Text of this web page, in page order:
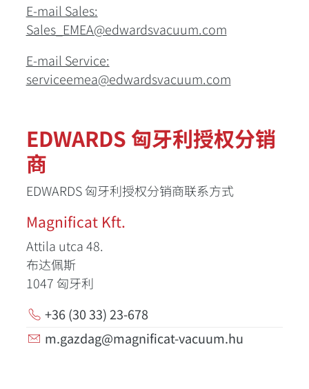
E-mail Sales:
Sales_EMEA@edwardsvacuum.com
E-mail Service:
serviceemea@edwardsvacuum.com
EDWARDS 匈牙利授权分销
商
EDWARDS 匈牙利授权分销商联系方式
Magnificat Kft.
Attila utca 48.
布达佩斯
1047 匈牙利
+36 (30 33) 23-678
m.gazdag@magnificat-vacuum.hu